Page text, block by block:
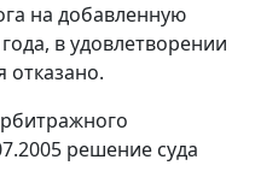
на добавленную
в удовлетворении
отказано.
решение суда